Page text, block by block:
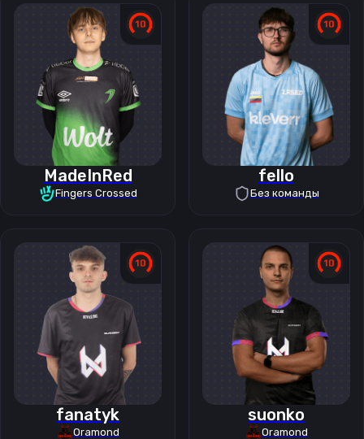
MadeInRed
Fingers Crossed
fello
Без команды
fanatyk
Oramond
suonko
Oramond